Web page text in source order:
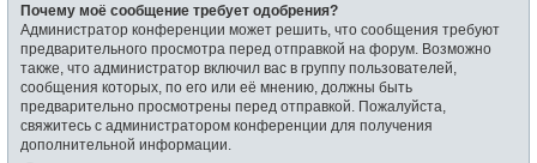
Почему моё сообщение требует одобрения?
Администратор конференции может решить, что сообщения требуют
предварительного просмотра перед отправкой на форум. Возможно
также, что администратор включил вас в группу пользователей,
сообщения которых, по его или её мнению, должны быть
предварительно просмотрены перед отправкой. Пожалуйста,
свяжитесь с администратором конференции для получения
дополнительной информации.